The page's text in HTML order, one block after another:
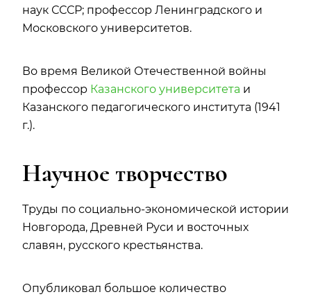
наук СССР; профессор Ленинградского и
Московского университетов.
Во время Великой Отечественной войны
профессор Казанского университета и
Казанского педагогического института (1941
г.).
Научное творчество
Труды по социально-экономической истории
Новгорода, Древней Руси и восточных
славян, русского крестьянства.
Опубликовал большое количество